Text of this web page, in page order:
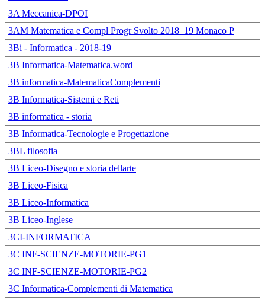
3A Meccanica-DPOI
3AM Matematica e Compl Progr Svolto 2018_19 Monaco P
3Bi - Informatica - 2018-19
3B Informatica-Matematica.word
3B informatica-MatematicaComplementi
3B Informatica-Sistemi e Reti
3B informatica - storia
3B Informatica-Tecnologie e Progettazione
3BL filosofia
3B Liceo-Disegno e storia dellarte
3B Liceo-Fisica
3B Liceo-Informatica
3B Liceo-Inglese
3CI-INFORMATICA
3C INF-SCIENZE-MOTORIE-PG1
3C INF-SCIENZE-MOTORIE-PG2
3C Informatica-Complementi di Matematica